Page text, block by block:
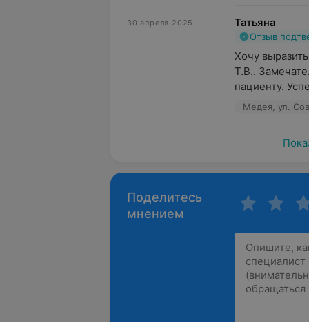
30 апреля 2025 Татьяна
Отзыв
Хочу
Т.В..
пациенту.
Медея, ул.
Поделитесь
мнением